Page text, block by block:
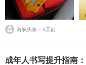
海峡头条 ⋅ 3天前
成年人书写提升指南